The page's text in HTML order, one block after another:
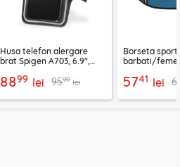
Husa telefon alergare
brat Spigen A703, 6.9",
8899 lei 9599 lei
Borseta
barbati/femei
5741 lei